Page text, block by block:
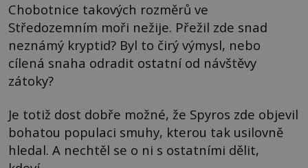
Chobotnice takových rozměrů ve
Středozemním moři nežije. Přežil zde snad
neznámý kryptid? Byl to čirý výmysl, nebo
cílená snaha odradit ostatní od návštěvy
zátoky?
Je totiž dost dobře možné, že Spyros zde objevil
bohatou populaci smuhy, kterou tak usilovně
hledal. A nechtěl se o ni s ostatními dělit,